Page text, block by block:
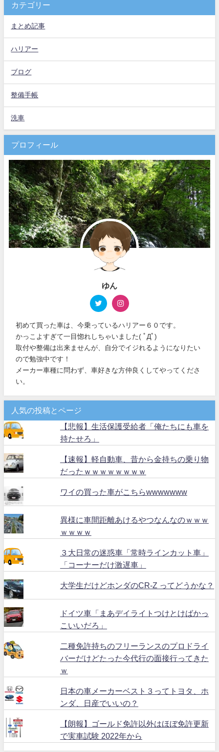
カテゴリー
まとめ記事
ハリアー
ブログ
整備手帳
洗車
プロフィール
ゆん
初めて買った車は、今乗っているハリアー６０です。
かっこよすぎて一目惚れしちゃいました( ﾟДﾟ)
取付や整備は出来ませんが、自分でイジれるようになりたい
ので勉強中です！
メーカー車種に問わず、車好きな方仲良くしてやってくださ
い。
人気の投稿とページ
【悲報】生活保護受給者「俺たちにも車を
持たせろ」
【速報】軽自動車、昔から金持ちの乗り物
だったｗｗｗｗｗｗｗｗ
ワイの買った車がこちらwwwwwww
異様に車間距離あけるやつなんなのｗｗｗ
ｗｗｗｗ
３大日常の迷惑車「常時ラインカット車」
「コーナーだけ激遅車」
大学生だけどホンダのCR-Z ってどうかな？
ドイツ車「まあデイライトつけとけばかっ
こいいだろ」
二種免許持ちのフリーランスのプロドライ
バーだけどたった今代行の面接行ってきた
ｗ
日本の車メーカーベスト３ってトヨタ、ホ
ンダ、日産でいいの？
【朗報】ゴールド免許以外はほぼ免許更新
で実車試験 2022年から